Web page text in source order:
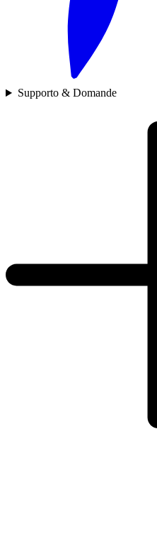
Supporto & Domande